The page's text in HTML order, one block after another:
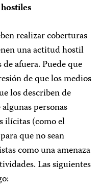
realizar coberturas
una actitud hostil
afuera. Puede que
de que los medios
los describen de
personas
ilícitas (como el
que no sean
como una amenaza
Las siguientes